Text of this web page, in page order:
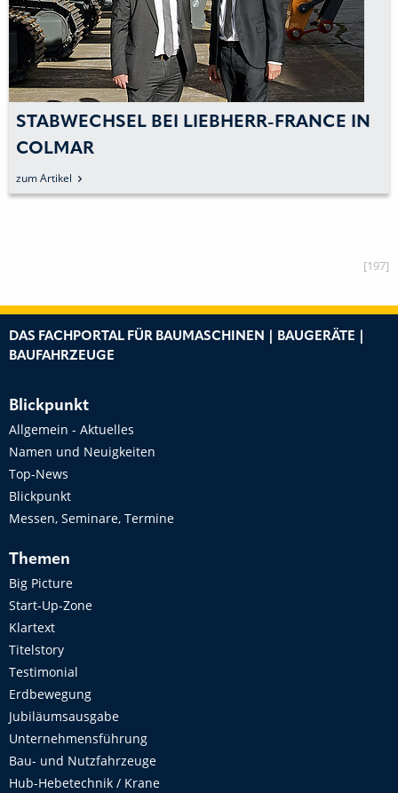
STABWECHSEL BEI LIEBHERR-FRANCE IN
COLMAR
zum Artikel
[197]
DAS FACHPORTAL FÜR BAUMASCHINEN | BAUGERÄTE |
BAUFAHRZEUGE
Blickpunkt
Allgemein - Aktuelles
Namen und Neuigkeiten
Top-News
Blickpunkt
Messen, Seminare, Termine
Themen
Big Picture
Start-Up-Zone
Klartext
Titelstory
Testimonial
Erdbewegung
Jubiläumsausgabe
Unternehmensführung
Bau- und Nutzfahrzeuge
Hub-Hebetechnik / Krane